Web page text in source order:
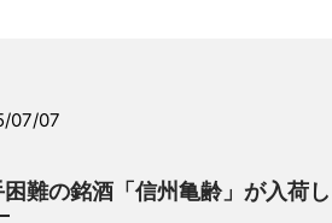
07/07
困難の銘酒「信州亀齢」が入荷